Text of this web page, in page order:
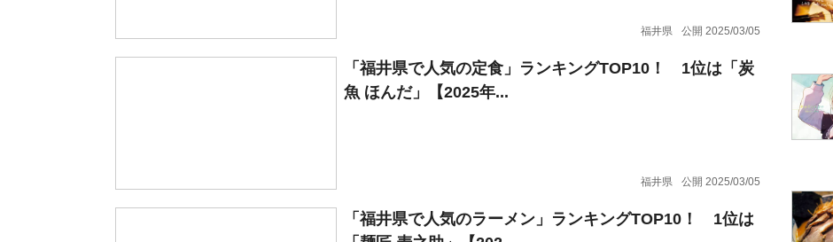
福井県 公開 2025/03/05
「福井県で人気の定食」ランキングTOP10！ 1位は「炭
魚 ほんだ」【2025年...
福井県 公開 2025/03/05
「福井県で人気のラーメン」ランキングTOP10！ 1位は